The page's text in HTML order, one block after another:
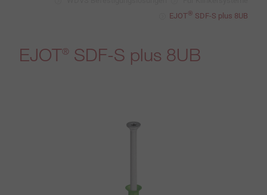
EJOT® SDF-S plus 8UB
EJOT® SDF-S plus 8UB